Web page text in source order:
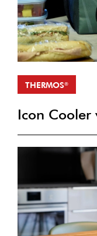
THERMOS®
Icon Cooler